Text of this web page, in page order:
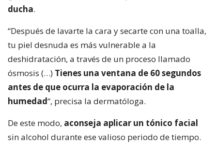
ducha.
“Después de lavarte la cara y secarte con una toalla,
tu piel desnuda es más vulnerable a la
deshidratación, a través de un proceso llamado
ósmosis (…) Tienes una ventana de 60 segundos
antes de que ocurra la evaporación de la
humedad“, precisa la dermatóloga.
De este modo, aconseja aplicar un tónico facial
sin alcohol durante ese valioso periodo de tiempo.